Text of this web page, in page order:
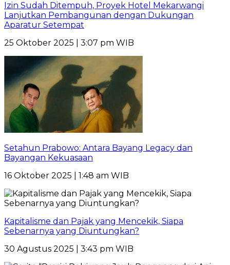
Izin Sudah Ditempuh, Proyek Hotel Mekarwangi
Lanjutkan Pembangunan dengan Dukungan
Aparatur Setempat
25 Oktober 2025 | 3:07 pm WIB
Setahun Prabowo: Antara Bayang Legacy dan
Bayangan Kekuasaan
16 Oktober 2025 | 1:48 am WIB
Kapitalisme dan Pajak yang Mencekik, Siapa
Sebenarnya yang Diuntungkan?
30 Agustus 2025 | 3:43 pm WIB